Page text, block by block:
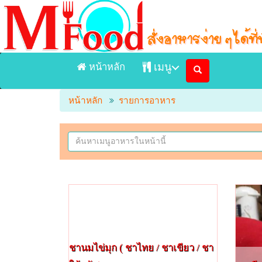
หน้าหลัก เมนู
หน้าแรก
เมนูอาหารจัดส่ง Delivery
หน้าหลัก รายการอาหาร
ชานมไข่มุก ( ชาไทย / ชาเขียว / ชา